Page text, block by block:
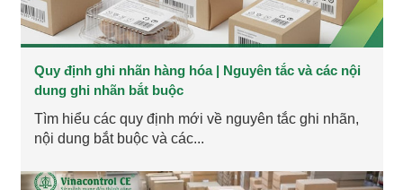
Quy định ghi nhãn hàng hóa | Nguyên tắc và các nội
dung ghi nhãn bắt buộc
Tìm hiểu các quy định mới về nguyên tắc ghi nhãn,
nội dung bắt buộc và các...